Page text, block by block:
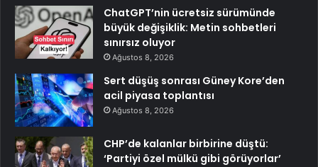
ChatGPT’nin ücretsiz sürümünde
büyük değişiklik: Metin sohbetleri
sınırsız oluyor
Ağustos 8, 2026
Sert düşüş sonrası Güney Kore’den
acil piyasa toplantısı
Ağustos 8, 2026
CHP’de kalanlar birbirine düştü:
‘Partiyi özel mülkü gibi görüyorlar’